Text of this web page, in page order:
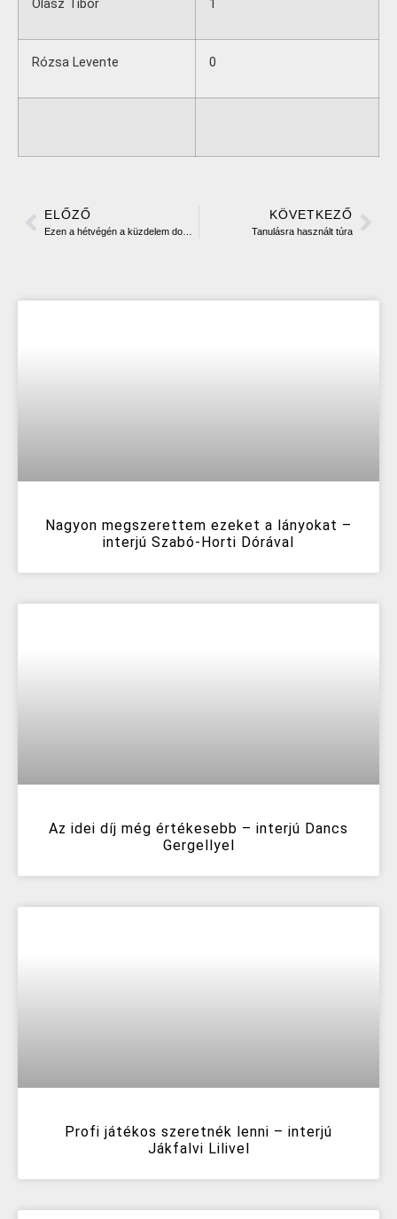
Olasz Tibor 1
Rózsa Levente 0
ELŐZŐ KÖVETKEZŐ
Tanulásra használt túra
Nagyon megszerettem ezeket a lányokat –
interjú Szabó-Horti Dórával
Az idei díj még értékesebb – interjú Dancs
Gergellyel
Profi játékos szeretnék lenni – interjú
Jákfalvi Lilivel